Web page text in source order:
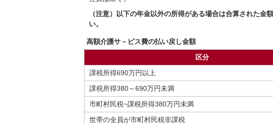
（注意）以下の年金以外の所得がある場合は合算された金
い。
高額介護サ－ビス費の払い戻し金額
区分
課税所得690万円以上
課税所得380～690万円未満
市町村民税~課税所得380万円未満
世帯の全員が市町村民税非課税